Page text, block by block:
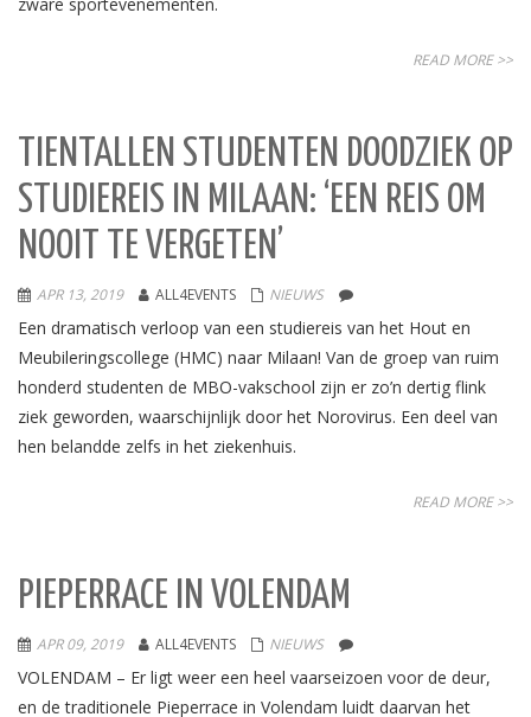
READ MORE >>
TIENTALLEN STUDENTEN DOODZIEK OP
STUDIEREIS IN MILAAN: ‘EEN REIS OM
NOOIT TE VERGETEN’
APR 13, 2019 ALL4EVENTS NIEUWS
Een dramatisch verloop van een studiereis van het Hout en
Meubileringscollege (HMC) naar Milaan! Van de groep van ruim
honderd studenten de MBO-vakschool zijn er zo’n dertig flink
ziek geworden, waarschijnlijk door het Norovirus. Een deel van
hen belandde zelfs in het ziekenhuis.
READ MORE >>
PIEPERRACE IN VOLENDAM
APR 09, 2019 ALL4EVENTS NIEUWS
VOLENDAM – Er ligt weer een heel vaarseizoen voor de deur,
en de traditionele Pieperrace in Volendam luidt daarvan het